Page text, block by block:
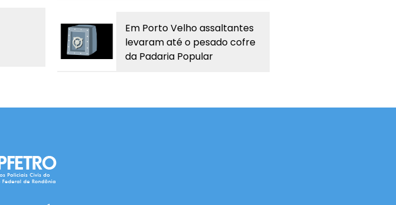
Em Porto Velho assaltantes
levaram até o pesado cofre
da Padaria Popular